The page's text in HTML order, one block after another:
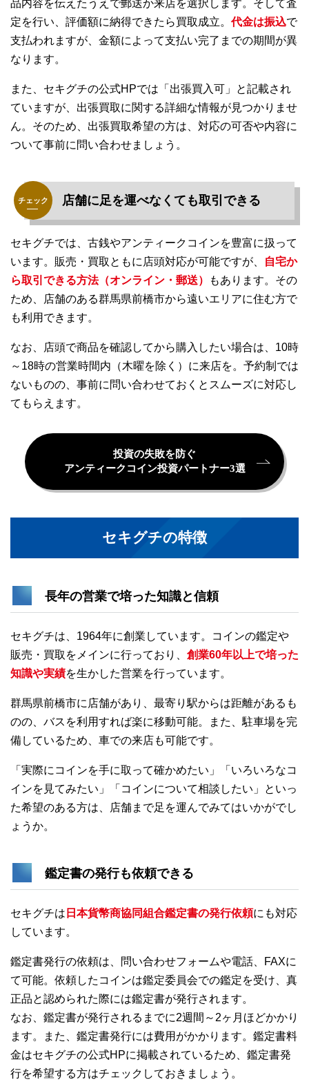
品内容を伝えたうえで郵送か来店を選択します。そして査
定を行い、評価額に納得できたら買取成立。代金は振込で
支払われますが、金額によって支払い完了までの期間が異
なります。
また、セキグチの公式HPでは「出張買入可」と記載され
ていますが、出張買取に関する詳細な情報が見つかりませ
ん。そのため、出張買取希望の方は、対応の可否や内容に
ついて事前に問い合わせましょう。
店舗に足を運べなくても取引できる
セキグチでは、古銭やアンティークコインを豊富に扱って
います。販売・買取ともに店頭対応が可能ですが、
自宅か
ら取引できる方法（オンライン・郵送）
もあります。その
ため、店舗のある群馬県前橋市から遠いエリアに住む方で
も利用できます。
なお、店頭で商品を確認してから購入したい場合は、10時
～18時の営業時間内（木曜を除く）に来店を。予約制では
ないものの、事前に問い合わせておくとスムーズに対応し
てもらえます。
投資の失敗を防ぐ
アンティークコイン投資パートナー3選
セキグチの特徴
長年の営業で培った知識と信頼
セキグチは、1964年に創業しています。コインの鑑定や
販売・買取をメインに行っており、 創業60年以上で培った
知識や実績を生かした営業を行っています。
群馬県前橋市に店舗があり、最寄り駅からは距離があるも
のの、バスを利用すれば楽に移動可能。また、駐車場を完
備しているため、車での来店も可能です。
「実際にコインを手に取って確かめたい」「いろいろなコ
インを見てみたい」「コインについて相談したい」といっ
た希望のある方は、店舗まで足を運んでみてはいかがでし
ょうか。
鑑定書の発行も依頼できる
セキグチは 日本貨幣商協同組合鑑定書の発行依頼にも対応
しています。
鑑定書発行の依頼は、問い合わせフォームや電話、FAXに
て可能。依頼したコインは鑑定委員会での鑑定を受け、真
正品と認められた際には鑑定書が発行されます。
なお、鑑定書が発行されるまでに2週間～2ヶ月ほどかかり
ます。また、鑑定書発行には費用がかかります。鑑定書料
金はセキグチの公式HPに掲載されているため、鑑定書発
行を希望する方はチェックしておきましょう。